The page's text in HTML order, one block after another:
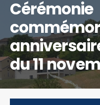
Cérémonie
du 11